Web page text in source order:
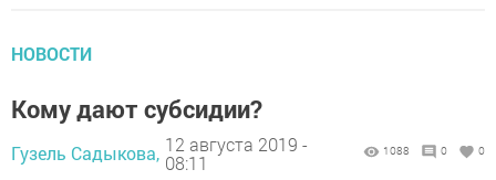
НОВОСТИ
Кому дают субсидии?
Гузель Садыкова, 12 августа 2019 -
08:11
1088 0 0